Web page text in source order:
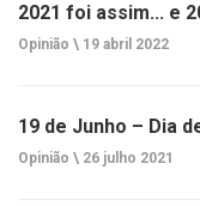
2021 foi assim... e
Opinião \ 19 abril 2022
19 de Junho – Dia
Opinião \ 26 julho 2021